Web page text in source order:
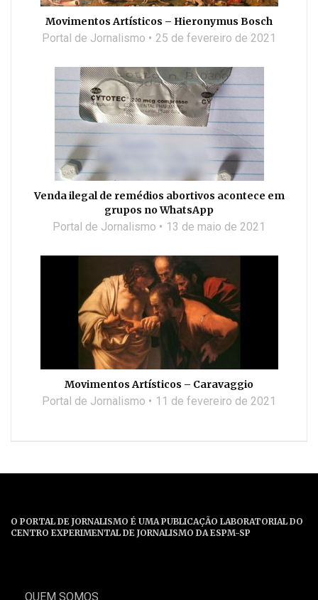
Movimentos Artísticos – Hieronymus Bosch
Portal de Jornalismo 25 de fevereiro de 2021
Venda ilegal de remédios abortivos acontece em
grupos no WhatsApp
Portal de Jornalismo 13 de maio de 2021
Movimentos Artísticos – Caravaggio
Portal de Jornalismo 11 de fevereiro de 2021
O PORTAL DE JORNALISMO É UMA PUBLICAÇÃO LABORATORIAL DO
CENTRO EXPERIMENTAL DE JORNALISMO DA ESPM-SP
QUEM SOMOS